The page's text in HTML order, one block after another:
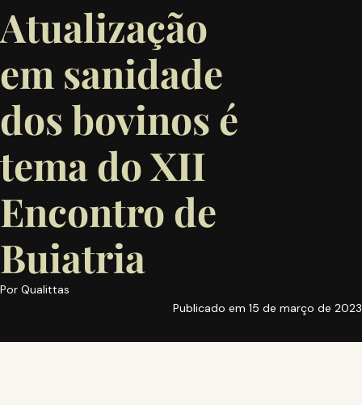
Atualização
em sanidade
dos bovinos é
tema do XII
Encontro de
Buiatria
Por Qualittas
Publicado em 15 de março de 2023